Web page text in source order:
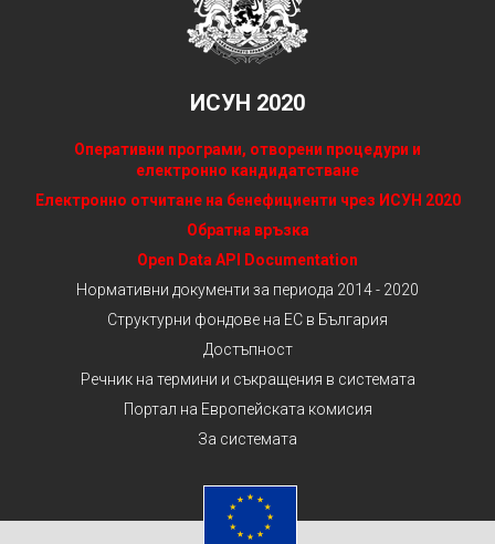
ИСУН 2020
Оперативни програми, отворени процедури и
електронно кандидатстване
Електронно отчитане на бенефициенти чрез ИСУН 2020
Обратна връзка
Open Data API Documentation
Нормативни документи за периода 2014 - 2020
Структурни фондове на ЕС в България
Достъпност
Речник на термини и съкращения в системата
Портал на Европейската комисия
За системата